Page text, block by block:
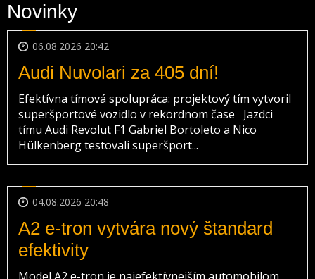
Novinky
06.08.2026 20:42
Audi Nuvolari za 405 dní!
Efektívna tímová spolupráca: projektový tím vytvoril
superšportové vozidlo v rekordnom čase Jazdci
tímu Audi Revolut F1 Gabriel Bortoleto a Nico
Hülkenberg testovali superšport...
04.08.2026 20:48
A2 e-tron vytvára nový štandard
efektivity